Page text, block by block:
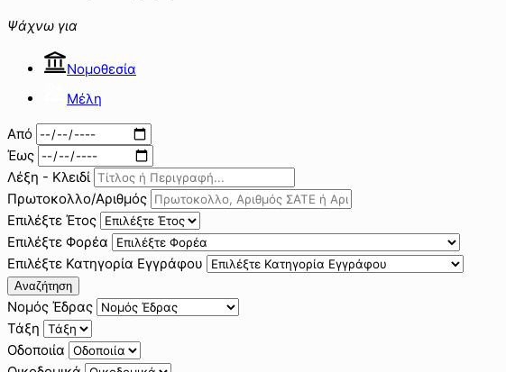
Ψάχνω για
Νομοθεσία
Μέλη
Από
Έως
Λέξη - Κλειδί
Πρωτοκολλο/Αριθμός
Επιλέξτε Έτος
Επιλέξτε Φορέα
Επιλέξτε Κατηγορία Εγγράφου
Αναζήτηση
Νομός Έδρας
Τάξη
Οδοποιία